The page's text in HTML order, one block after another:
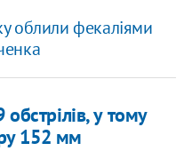
облили фекаліями
у тому
152 мм